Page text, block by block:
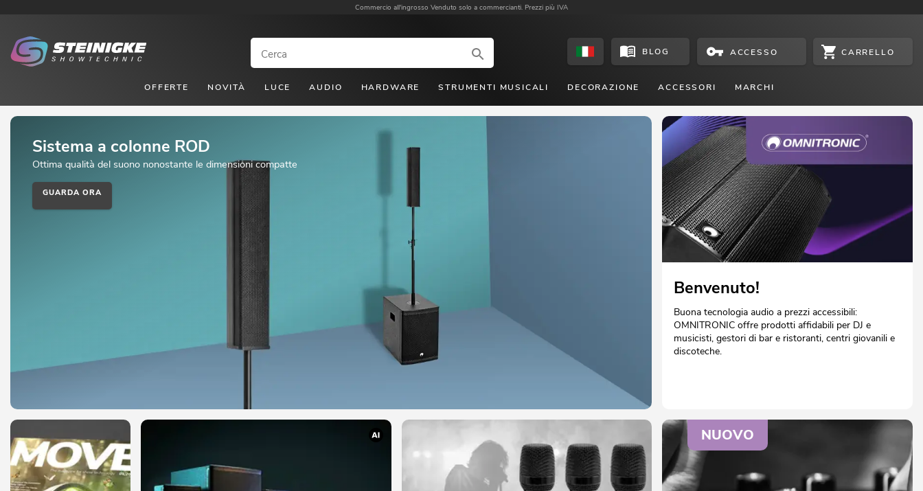
Commercio all'ingrosso Venduto solo a commercianti. Prezzi più IVA
BLOG ACCESSO CARRELLO
OFFERTE NOVITÀ LUCE AUDIO HARDWARE STRUMENTI MUSICALI DECORAZIONE ACCESSORI MARCHI
Sistema a colonne ROD
Ottima qualità del suono nonostante le dimensioni compatte
GUARDA ORA
Il miglior rapporto qualità-prezzo
Serie OMNITRONIC UHF E-Flex: facilità d'uso e
al tatto di alta qualità a un prezzo conveniente
GUARDA ORA
Benvenuto!
Buona tecnologia audio a prezzi accessibili:
OMNITRONIC offre prodotti affidabili per DJ e
musicisti, gestori di bar e ristoranti, centri giovanili e
discoteche.
NUOVO